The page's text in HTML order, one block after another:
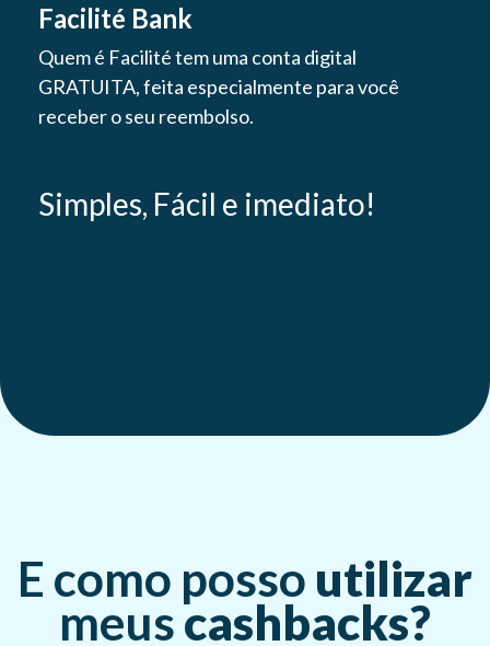
Facilité Bank
Quem é Facilité tem uma conta digital
GRATUITA, feita especialmente para você
receber o seu reembolso.
Simples, Fácil e imediato!
E como posso utilizar
meuscashbacks?